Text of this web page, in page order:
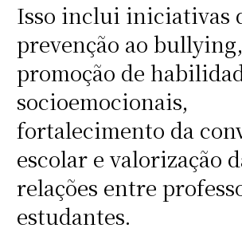
Isso inclui iniciativas
prevenção ao bullying,
promoção de
socioemocionais,
fortalecimento da
escolar e valorização
relações entre
estudantes.